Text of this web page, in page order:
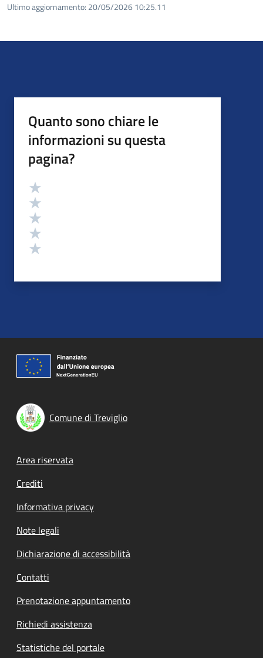
Ultimo aggiornamento: 20/05/2026 10:25.11
Quanto sono chiare le
informazioni su questa
pagina?
Valutazione
Comune di Treviglio
Footer menu
Area riservata
Crediti
Informativa privacy
Note legali
Dichiarazione di accessibilità
Contatti
Prenotazione appuntamento
Richiedi assistenza
Statistiche del portale